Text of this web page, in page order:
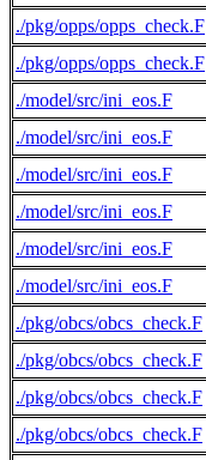
./pkg/opps/opps_check.F
./pkg/opps/opps_check.F
./model/src/ini_eos.F
./model/src/ini_eos.F
./model/src/ini_eos.F
./model/src/ini_eos.F
./model/src/ini_eos.F
./model/src/ini_eos.F
./pkg/obcs/obcs_check.F
./pkg/obcs/obcs_check.F
./pkg/obcs/obcs_check.F
./pkg/obcs/obcs_check.F